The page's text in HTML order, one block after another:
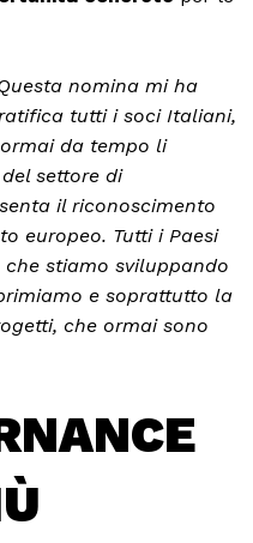
nomina mi ha
tutti i soci Italiani,
da tempo li
settore di
il riconoscimento
europeo. Tutti i Paesi
stiamo sviluppando
e soprattutto la
che ormai sono